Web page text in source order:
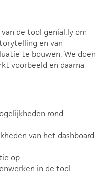
de tool genial.ly om
en van
te bouwen. We doen
voorbeeld en daarna
rond
van het dashboard
op
in de tool